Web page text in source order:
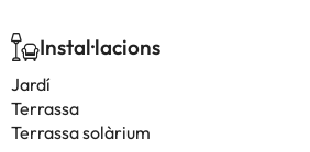
Instal·lacions
Jardí
Terrassa
Terrassa solàrium